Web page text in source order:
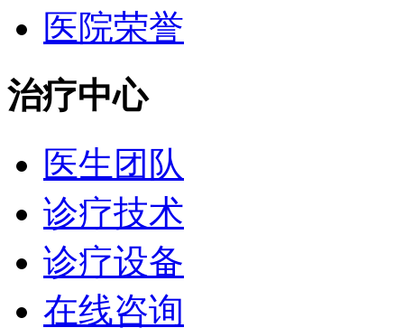
医院荣誉
治疗中心
医生团队
诊疗技术
诊疗设备
在线咨询